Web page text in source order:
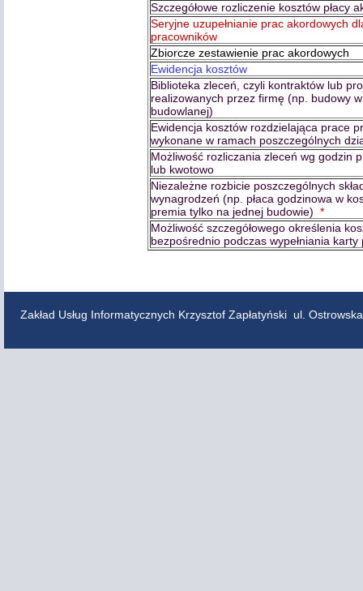
Szczegółowe rozliczenie kosztów płacy
Seryjne uzupełnianie prac akordowych
pracowników
Zbiorcze zestawienie prac akordowych
Ewidencja kosztów
Biblioteka zleceń, czyli kontraktów lub
realizowanych przez firmę (np. budowy
budowlanej)
Ewidencja kosztów rozdzielająca prace
wykonane w ramach poszczególnych
Możliwość rozliczania zleceń wg godzin
lub kwotowo
Niezależne rozbicie poszczególnych
wynagrodzeń (np. płaca godzinowa w
premia tylko na jednej budowie) *
Możliwość szczegółowego określenia
bezpośrednio podczas wypełniania karty
Zakład Usług Informatycznych Krzysztof Zapłatyński ul.